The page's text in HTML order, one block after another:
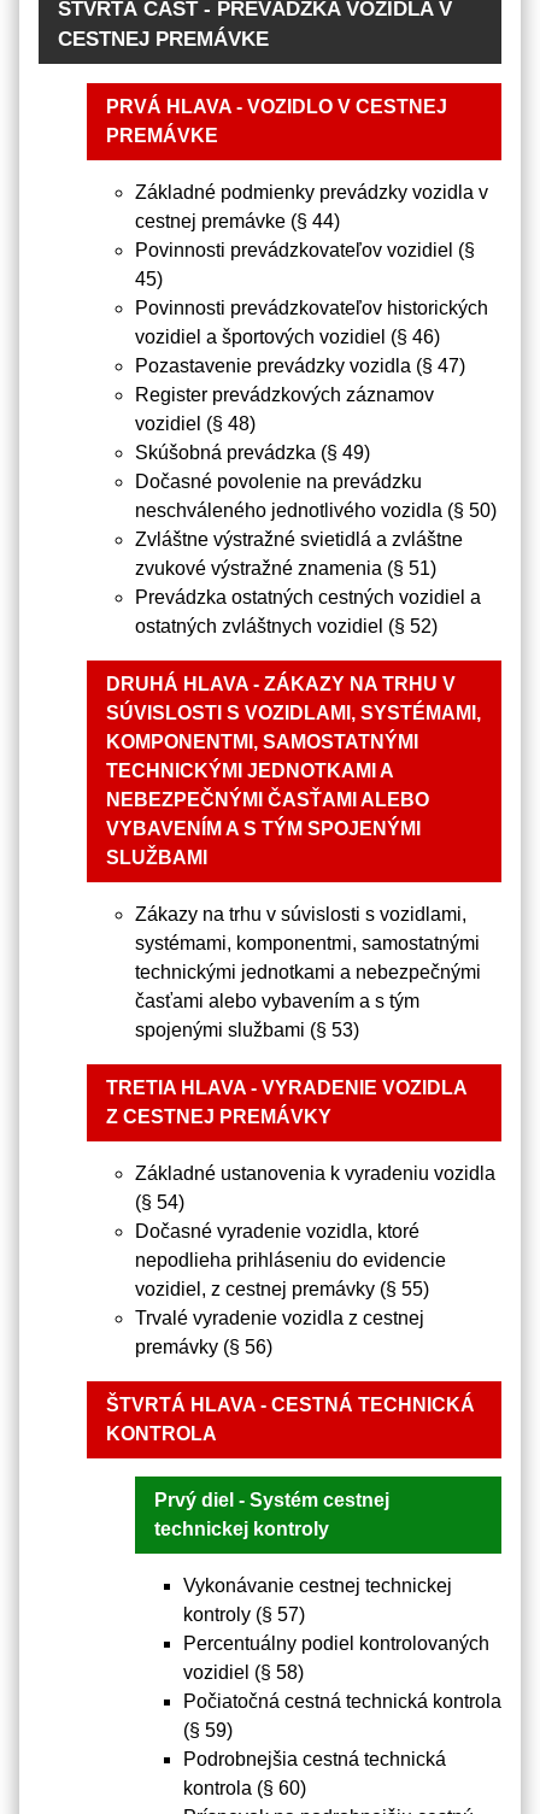
ŠTVRTÁ ČASŤ - PREVÁDZKA VOZIDLA V
CESTNEJ PREMÁVKE
PRVÁ HLAVA - VOZIDLO V CESTNEJ
PREMÁVKE
Základné podmienky prevádzky vozidla v
cestnej premávke (§ 44)
Povinnosti prevádzkovateľov vozidiel (§
45)
Povinnosti prevádzkovateľov historických
vozidiel a športových vozidiel (§ 46)
Pozastavenie prevádzky vozidla (§ 47)
Register prevádzkových záznamov
vozidiel (§ 48)
Skúšobná prevádzka (§ 49)
Dočasné povolenie na prevádzku
neschváleného jednotlivého vozidla (§ 50)
Zvláštne výstražné svietidlá a zvláštne
zvukové výstražné znamenia (§ 51)
Prevádzka ostatných cestných vozidiel a
ostatných zvláštnych vozidiel (§ 52)
DRUHÁ HLAVA - ZÁKAZY NA TRHU V
SÚVISLOSTI S VOZIDLAMI, SYSTÉMAMI,
KOMPONENTMI, SAMOSTATNÝMI
TECHNICKÝMI JEDNOTKAMI A
NEBEZPEČNÝMI ČASŤAMI ALEBO
VYBAVENÍM A S TÝM SPOJENÝMI
SLUŽBAMI
Zákazy na trhu v súvislosti s vozidlami,
systémami, komponentmi, samostatnými
technickými jednotkami a nebezpečnými
časťami alebo vybavením a s tým
spojenými službami (§ 53)
TRETIA HLAVA - VYRADENIE VOZIDLA
Z CESTNEJ PREMÁVKY
Základné ustanovenia k vyradeniu vozidla
(§ 54)
Dočasné vyradenie vozidla, ktoré
nepodlieha prihláseniu do evidencie
vozidiel, z cestnej premávky (§ 55)
Trvalé vyradenie vozidla z cestnej
premávky (§ 56)
ŠTVRTÁ HLAVA - CESTNÁ TECHNICKÁ
KONTROLA
Prvý diel - Systém cestnej
technickej kontroly
Vykonávanie cestnej technickej
kontroly (§ 57)
Percentuálny podiel kontrolovaných
vozidiel (§ 58)
Počiatočná cestná technická kontrola
(§ 59)
Podrobnejšia cestná technická
kontrola (§ 60)